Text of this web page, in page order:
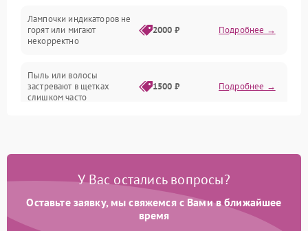
Батарея
Программные сбои
Лампочки индикаторов не
горят или мигают
некорректно
2000 ₽ Подробнее →
Пыль или волосы
застревают в щетках
слишком часто
1500 ₽ Подробнее →
У Вас остались вопросы?
Оставьте заявку, мы свяжемся с Вами в ближайшее
время